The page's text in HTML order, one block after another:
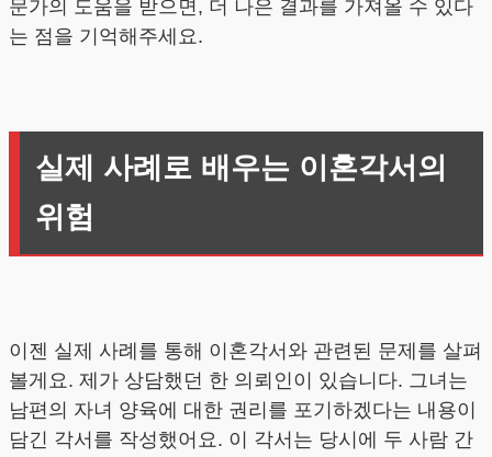
문가의 도움을 받으면, 더 나은 결과를 가져올 수 있다
는 점을 기억해주세요.
실제 사례로 배우는 이혼각서의
위험
이젠 실제 사례를 통해 이혼각서와 관련된 문제를 살펴
볼게요. 제가 상담했던 한 의뢰인이 있습니다. 그녀는
남편의 자녀 양육에 대한 권리를 포기하겠다는 내용이
담긴 각서를 작성했어요. 이 각서는 당시에 두 사람 간